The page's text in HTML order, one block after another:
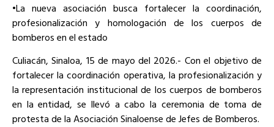
•La nueva asociación busca fortalecer la coordinación,
profesionalización y homologación de los cuerpos de
bomberos en el estado
Culiacán, Sinaloa, 15 de mayo del 2026.- Con el objetivo de
fortalecer la coordinación operativa, la profesionalización y
la representación institucional de los cuerpos de bomberos
en la entidad, se llevó a cabo la ceremonia de toma de
protesta de la Asociación Sinaloense de Jefes de Bomberos.